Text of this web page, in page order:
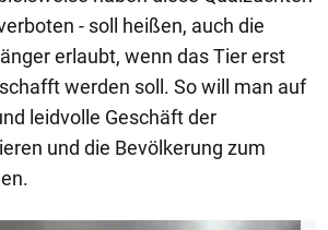
- soll heißen, auch die
erlaubt, wenn das Tier erst
werden soll. So will man auf
leidvolle Geschäft der
und die Bevölkerung zum